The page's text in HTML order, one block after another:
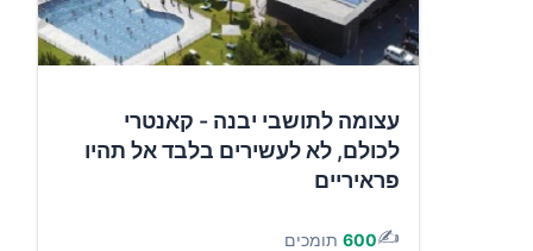
עצומה לתושבי יבנה - קאנטרי
לכולם, לא לעשירים בלבד אל תהיו
פראיריים
✍️
600 תומכים